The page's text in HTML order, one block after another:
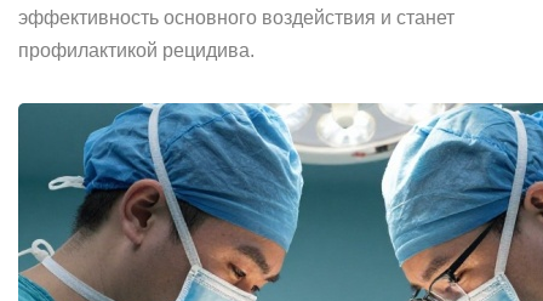
эффективность основного воздействия и станет
профилактикой рецидива.